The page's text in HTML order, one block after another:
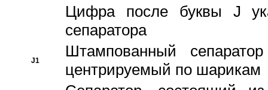
Цифра после буквы J
сепаратора
J1
Штампованный
центрируемый по шарикам